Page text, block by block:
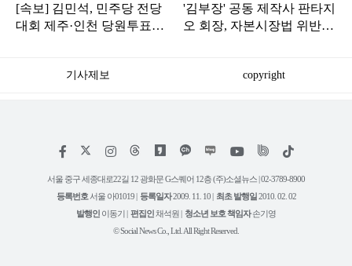
[속보] 김민석, 민주당 전당
대회 제주·인천 당원투표서
'김부장' 공동 제작사 판타지
오 회장, 자본시장법 위반
기사제보 copyright
페
스
인
타
램
위
트
유
튜
틱
서울 중구 세종대로22길 12 광화문 G스퀘어 12층 (주)소셜뉴스 | 02-3789-8900
등록번호 서울 아01019 | 등록일자2009. 11. 10 | 최초 발행일2010. 02. 02
발행인 이동기 | 편집인채석원 | 청소년 보호 책임자손기영
© Social News Co., Ltd. All Right Reserved.